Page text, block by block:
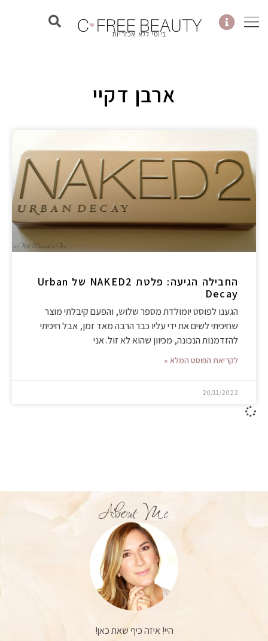
לתוכן
ביוטי ללא אכזריות
ארבן דקיי
החבילה הגיעה: פלטת NAKED2 של Urban
Decay
הגענו לפוסט יומולדת מספר שלוש, והפעם קיבלתי מוצר
שחיכיתי לשים את ידי עליו כבר הרבה מאד זמן, אבל חיכיתי
להזדמנות הנכונה, מכיוון שהוא לא זול. אני
לקריאת הפוסט המלא »
20/11/2022
About Me
היי! איזה כיף שאת כאן!